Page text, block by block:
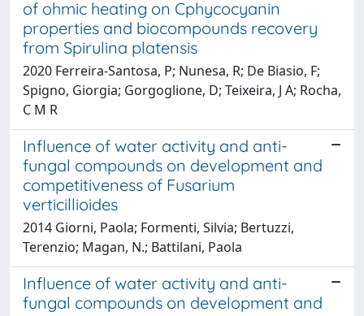
of ohmic heating on Cphycocyanin
properties and biocompounds recovery
from Spirulina platensis
2020 Ferreira-Santosa, P; Nunesa, R; De Biasio, F;
Spigno, Giorgia; Gorgoglione, D; Teixeira, J A; Rocha,
C M R
Influence of water activity and anti-
fungal compounds on development and
competitiveness of Fusarium
verticillioides
2014 Giorni, Paola; Formenti, Silvia; Bertuzzi,
Terenzio; Magan, N.; Battilani, Paola
Influence of water activity and anti-
fungal compounds on development and